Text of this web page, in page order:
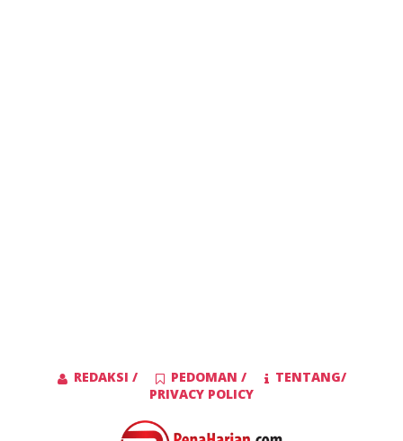
REDAKSI / PEDOMAN /
TENTANG/
PRIVACY POLICY